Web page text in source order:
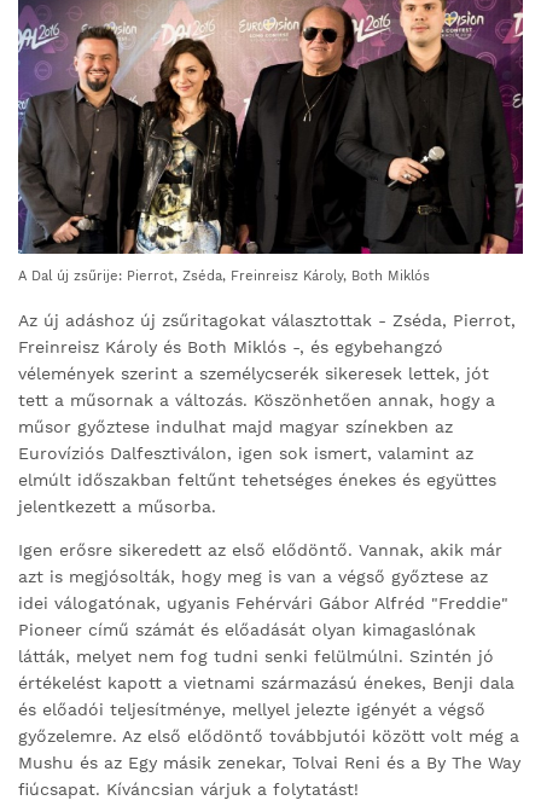
A Dal új zsűrije: Pierrot, Zséda, Freinreisz Károly, Both Miklós
Az új adáshoz új zsűritagokat választottak - Zséda, Pierrot,
Freinreisz Károly és Both Miklós -, és egybehangzó
vélemények szerint a személycserék sikeresek lettek, jót
tett a műsornak a változás. Köszönhetően annak, hogy a
műsor győztese indulhat majd magyar színekben az
Eurovíziós Dalfesztiválon, igen sok ismert, valamint az
elmúlt időszakban feltűnt tehetséges énekes és együttes
jelentkezett a műsorba.
Igen erősre sikeredett az első elődöntő. Vannak, akik már
azt is megjósolták, hogy meg is van a végső győztese az
idei válogatónak, ugyanis Fehérvári Gábor Alfréd "Freddie"
Pioneer című számát és előadását olyan kimagaslónak
látták, melyet nem fog tudni senki felülmúlni. Szintén jó
értékelést kapott a vietnami származású énekes, Benji dala
és előadói teljesítménye, mellyel jelezte igényét a végső
győzelemre. Az első elődöntő továbbjutói között volt még a
Mushu és az Egy másik zenekar, Tolvai Reni és a By The Way
fiúcsapat. Kíváncsian várjuk a folytatást!